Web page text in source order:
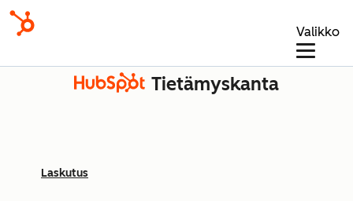
Valikko
Tietämyskanta
Laskutus